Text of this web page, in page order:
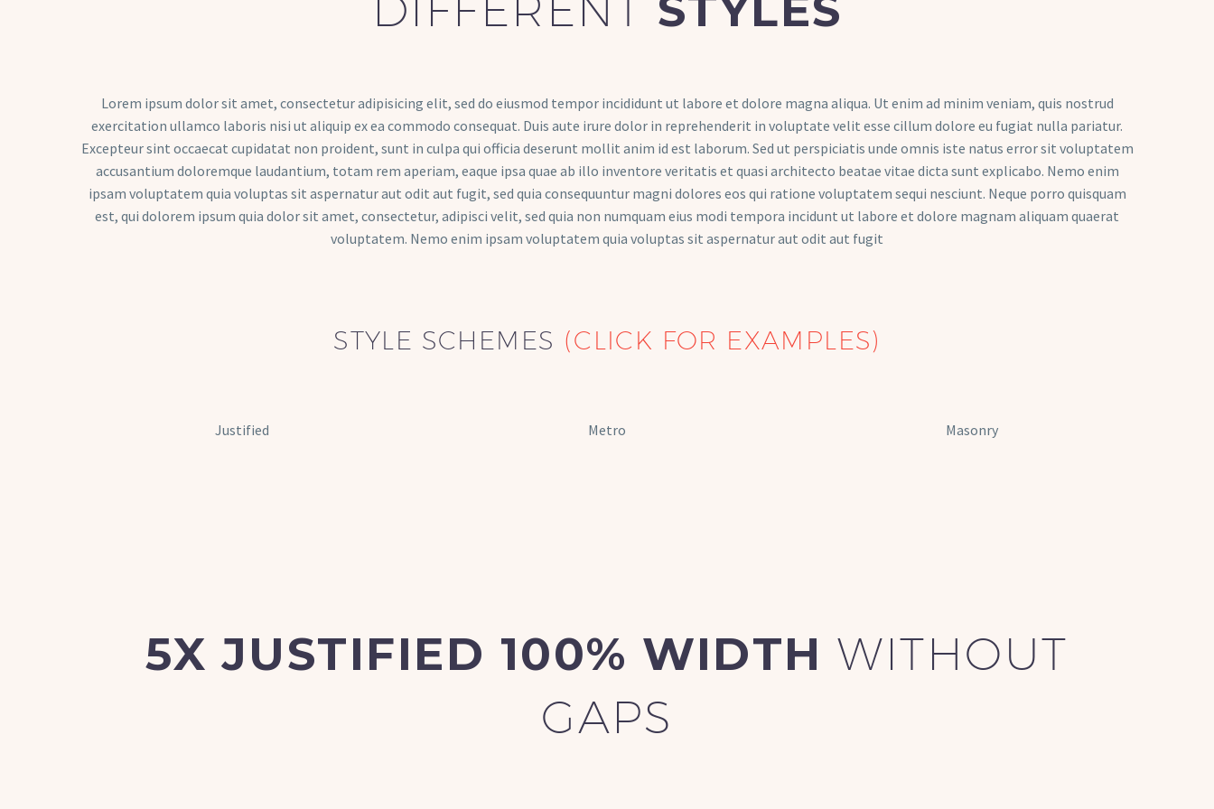
Lorem ipsum dolor sit amet, consectetur adipisicing elit, sed do eiusmod tempor incididunt ut labore et dolore magna aliqua. Ut enim ad minim veniam, quis nostrud
exercitation ullamco laboris nisi ut aliquip ex ea commodo consequat. Duis aute irure dolor in reprehenderit in voluptate velit esse cillum dolore eu fugiat nulla pariatur.
Excepteur sint occaecat cupidatat non proident, sunt in culpa qui officia deserunt mollit anim id est laborum. Sed ut perspiciatis unde omnis iste natus error sit voluptatem
accusantium doloremque laudantium, totam rem aperiam, eaque ipsa quae ab illo inventore veritatis et quasi architecto beatae vitae dicta sunt explicabo. Nemo enim
ipsam voluptatem quia voluptas sit aspernatur aut odit aut fugit, sed quia consequuntur magni dolores eos qui ratione voluptatem sequi nesciunt. Neque porro quisquam
est, qui dolorem ipsum quia dolor sit amet, consectetur, adipisci velit, sed quia non numquam eius modi tempora incidunt ut labore et dolore magnam aliquam quaerat
voluptatem. Nemo enim ipsam voluptatem quia voluptas sit aspernatur aut odit aut fugit
STYLE SCHEMES (CLICK FOR EXAMPLES)
Justified Metro Masonry
5X JUSTIFIED 100% WIDTHWITHOUT
GAPS